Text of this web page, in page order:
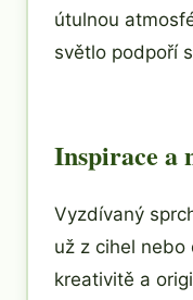
útulnou
světlo podpoří
Inspirace a
Vyzdívaný
už z cihel
kreativitě a